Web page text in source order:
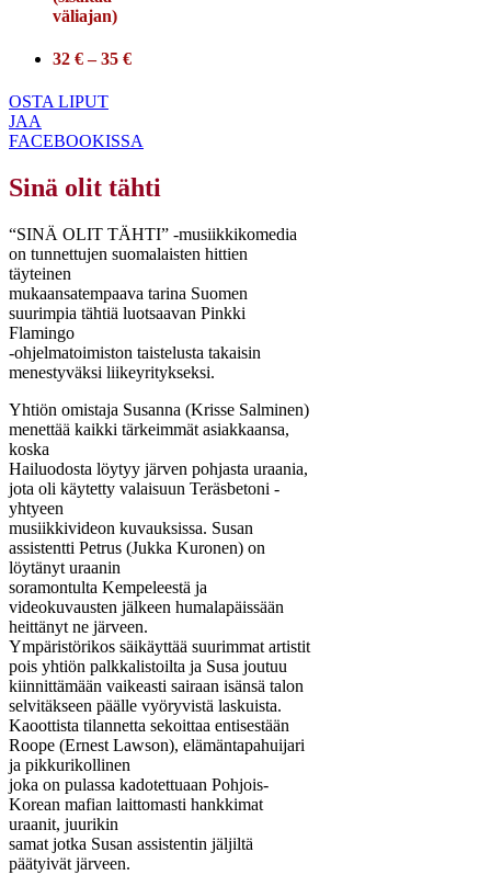
väliajan)
32 € – 35 €
OSTA LIPUT
JAA
FACEBOOKISSA
Sinä olit tähti
“SINÄ OLIT TÄHTI” -musiikkikomedia
on tunnettujen suomalaisten hittien
täyteinen
mukaansatempaava tarina Suomen
suurimpia tähtiä luotsaavan Pinkki
Flamingo
-ohjelmatoimiston taistelusta takaisin
menestyväksi liikeyritykseksi.
Yhtiön omistaja Susanna (Krisse Salminen)
menettää kaikki tärkeimmät asiakkaansa,
koska
Hailuodosta löytyy järven pohjasta uraania,
jota oli käytetty valaisuun Teräsbetoni -
yhtyeen
musiikkivideon kuvauksissa. Susan
assistentti Petrus (Jukka Kuronen) on
löytänyt uraanin
soramontulta Kempeleestä ja
videokuvausten jälkeen humalapäissään
heittänyt ne järveen.
Ympäristörikos säikäyttää suurimmat artistit
pois yhtiön palkkalistoilta ja Susa joutuu
kiinnittämään vaikeasti sairaan isänsä talon
selvitäkseen päälle vyöryvistä laskuista.
Kaoottista tilannetta sekoittaa entisestään
Roope (Ernest Lawson), elämäntapahuijari
ja pikkurikollinen
joka on pulassa kadotettuaan Pohjois-
Korean mafian laittomasti hankkimat
uraanit, juurikin
samat jotka Susan assistentin jäljiltä
päätyivät järveen.